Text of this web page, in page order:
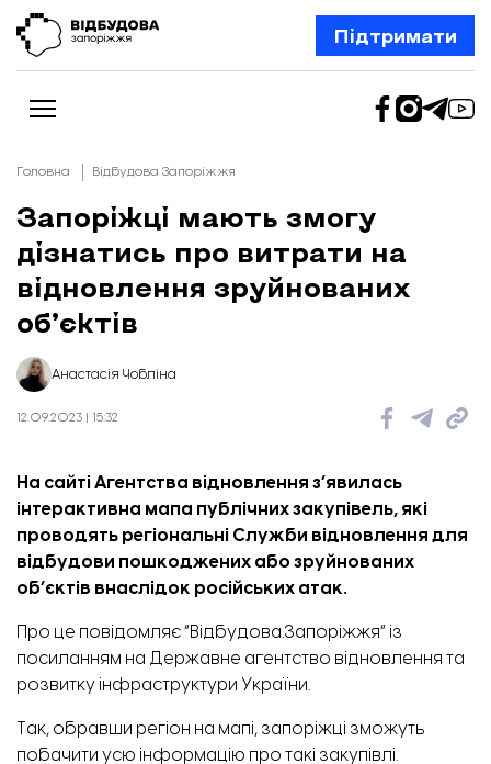
Підтримати
Новини
Відбудова Запоріжжя
Ексклюзив
Бізнес
Шлях додому
Колонки
Про нас
Редакційна політика
Головна Відбудова Запоріжжя
Запоріжці мають змогу
дізнатись про витрати на
відновлення зруйнованих
об’єктів
Анастасія Чобліна
12.09.2023 | 15:32
На сайті Агентства відновлення з’явилась
інтерактивна мапа публічних закупівель, які
проводять регіональні Служби відновлення для
відбудови пошкоджених або зруйнованих
об’єктів внаслідок російських атак.
Про це повідомляє “Відбудова.Запоріжжя” із
посиланням на Державне агентство відновлення та
розвитку інфраструктури України.
Так, обравши регіон на мапі, запоріжці зможуть
побачити усю інформацію про такі закупівлі.